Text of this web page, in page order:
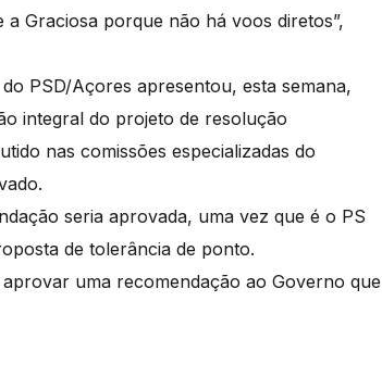
Graciosa porque não há voos diretos”,
PSD/Açores apresentou, esta semana,
integral do projeto de resolução
nas comissões especializadas do
seria aprovada, uma vez que é o PS
de tolerância de ponto.
uma recomendação ao Governo que